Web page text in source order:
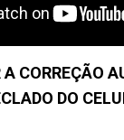
CORREÇÃO
DO